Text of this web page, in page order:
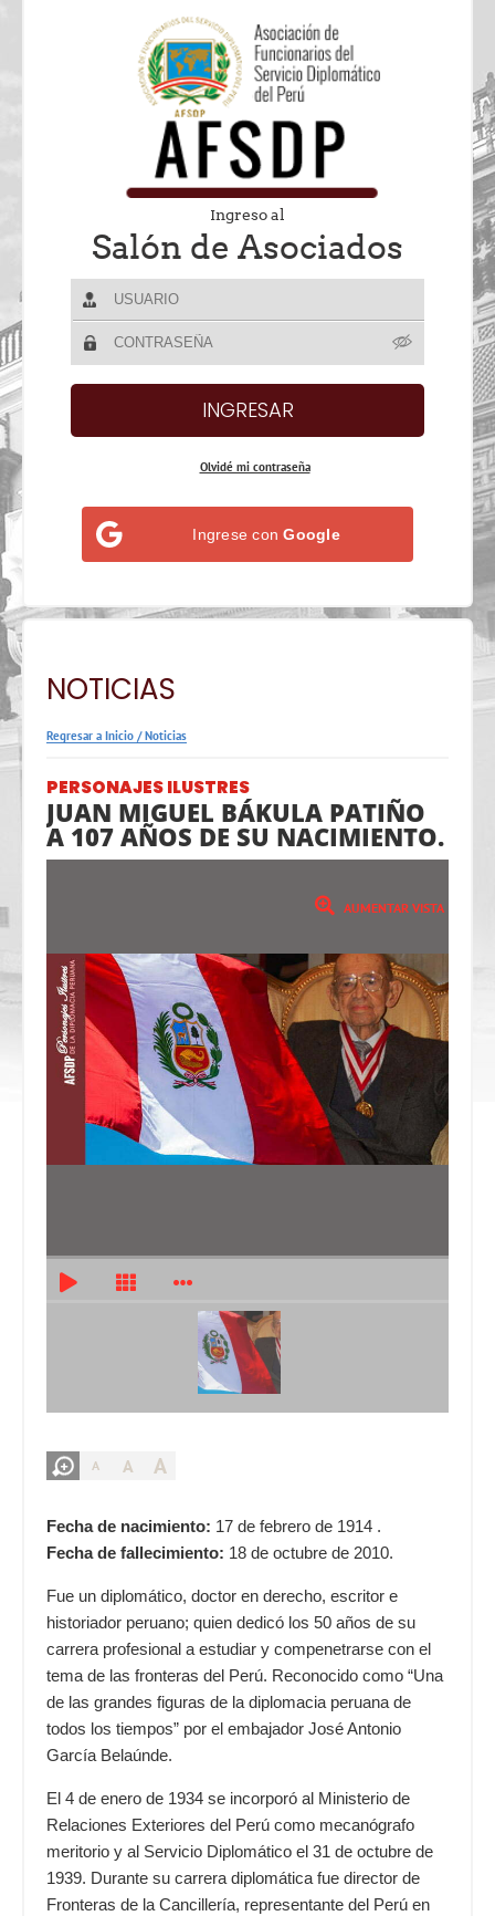
Ingreso al
Salón de Asociados
Olvidé mi contraseña
Ingrese conGoogle
NOTICIAS
Regresar a Inicio /Noticias
PERSONAJES ILUSTRES
JUAN MIGUEL BÁKULA PATIÑO
A 107 AÑOS DE SU NACIMIENTO.
A A A
Fecha de nacimiento: 17 de febrero de 1914 .
Fecha de fallecimiento: 18 de octubre de 2010.
Fue un diplomático, doctor en derecho, escritor e
historiador peruano; quien dedicó los 50 años de su
carrera profesional a estudiar y compenetrarse con el
tema de las fronteras del Perú. Reconocido como “Una
de las grandes figuras de la diplomacia peruana de
todos los tiempos” por el embajador José Antonio
García Belaúnde.
El 4 de enero de 1934 se incorporó al Ministerio de
Relaciones Exteriores del Perú como mecanógrafo
meritorio y al Servicio Diplomático el 31 de octubre de
1939. Durante su carrera diplomática fue director de
Fronteras de la Cancillería, representante del Perú en